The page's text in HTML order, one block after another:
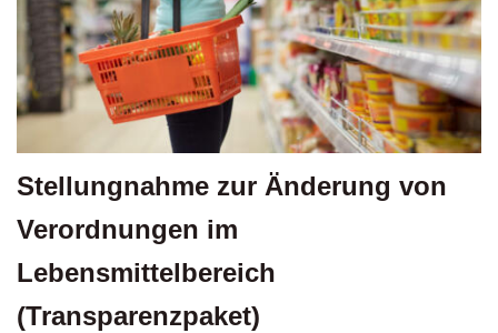
Stellungnahme zur Änderung von
Verordnungen im
Lebensmittelbereich
(Transparenzpaket)